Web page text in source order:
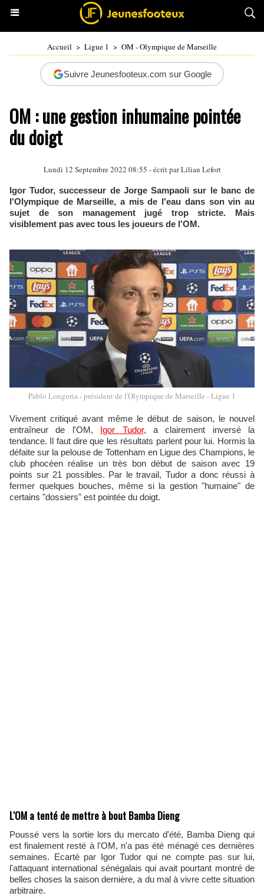
Accueil > Ligue 1 > OM - Olympique de Marseille
Suivre Jeunesfooteux.com sur Google
OM : une gestion inhumaine pointée
du doigt
Lundi 12 Septembre 2022 08:55 - écrit parLilian Lefort
Igor Tudor, successeur de Jorge Sampaoli sur le banc de
l'Olympique de Marseille, a mis de l'eau dans son vin au
sujet de son management jugé trop stricte. Mais
visiblement pas avec tous les joueurs de l'OM.
Pablo Longoria - président de l'Olympique de Marseille - Ligue 1
Vivement critiqué avant même le début de saison, le nouvel
entraîneur de l'OM, Igor Tudor, a clairement inversé la
tendance. Il faut dire que les résultats parlent pour lui. Hormis la
défaite sur la pelouse de Tottenham en Ligue des Champions, le
club phocéen réalise un très bon début de saison avec 19
points sur 21 possibles. Par le travail, Tudor a donc réussi à
fermer quelques bouches, même si la gestion "humaine" de
certains "dossiers" est pointée du doigt.
L'OM a tenté de mettre à bout Bamba Dieng
Poussé vers la sortie lors du mercato d'été, Bamba Dieng qui
est finalement resté à l'OM, n'a pas été ménagé ces dernières
semaines. Ecarté par Igor Tudor qui ne compte pas sur lui,
l'attaquant international sénégalais qui avait pourtant montré de
belles choses la saison dernière, a du mal à vivre cette situation
arbitraire.